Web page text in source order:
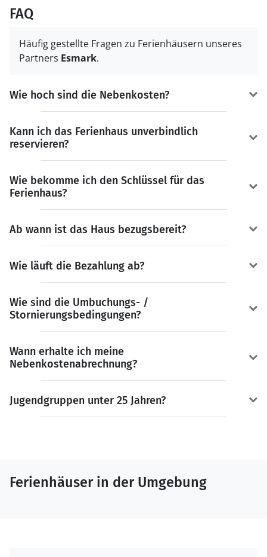
FAQ
Häufig gestellte Fragen zu Ferienhäusern unseres
Partners Esmark.
Wie hoch sind die Nebenkosten?
Kann ich das Ferienhaus unverbindlich
reservieren?
Wie bekomme ich den Schlüssel für das
Ferienhaus?
Ab wann ist das Haus bezugsbereit?
Wie läuft die Bezahlung ab?
Wie sind die Umbuchungs- /
Stornierungsbedingungen?
Wann erhalte ich meine
Nebenkostenabrechnung?
Jugendgruppen unter 25 Jahren?
Ferienhäuser in der Umgebung